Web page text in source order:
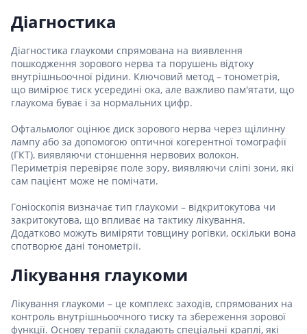
Діагностика
Діагностика глаукоми спрямована на виявлення
пошкодження зорового нерва та порушень відтоку
внутрішньоочної рідини. Ключовий метод – тонометрія,
що вимірює тиск усередині ока, але важливо пам'ятати, що
глаукома буває і за нормальних цифр.
Офтальмолог оцінює диск зорового нерва через щілинну
лампу або за допомогою оптичної когерентної томографії
(ГКТ), виявляючи стоншення нервових волокон.
Периметрія перевіряє поле зору, виявляючи сліпі зони, які
сам пацієнт може не помічати.
Гоніоскопія визначає тип глаукоми – відкритокутова чи
закритокутова, що впливає на тактику лікування.
Додатково можуть виміряти товщину рогівки, оскільки вона
спотворює дані тонометрії.
Лікування глаукоми
Лікування глаукоми – це комплекс заходів, спрямованих на
контроль внутрішньоочного тиску та збереження зорової
функції. Основу терапії складають спеціальні краплі, які